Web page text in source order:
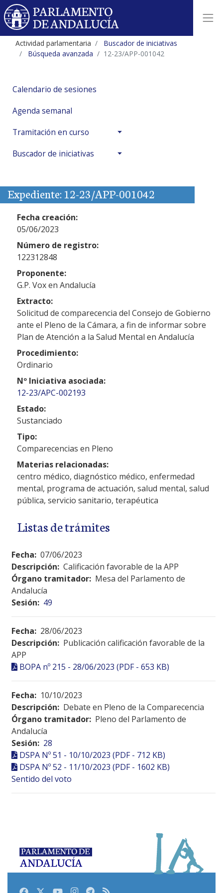
Actividad parlamentaria
Buscador de iniciativas
Búsqueda avanzada
12-23/APP-001042
Calendario de sesiones
Agenda semanal
Tramitación en curso
Buscador de iniciativas
Expediente: 12-23/APP-001042
Fecha creación:
05/06/2023
Número de registro:
122312848
Proponente:
G.P. Vox en Andalucía
Extracto:
Solicitud de comparecencia del Consejo de Gobierno
ante el Pleno de la Cámara, a fin de informar sobre
Plan de Atención a la Salud Mental en Andalucía
Procedimiento:
Ordinario
Nº Iniciativa asociada:
12-23/APC-002193
Estado:
Sustanciado
Tipo:
Comparecencias en Pleno
Materias relacionadas:
centro médico, diagnóstico médico, enfermedad
mental, programa de actuación, salud mental, salud
pública, servicio sanitario, terapéutica
Listas de trámites
Fecha: 07/06/2023
Descripción: Calificación favorable de la APP
Órgano tramitador: Mesa del Parlamento de
Andalucía
Sesión: 49
Fecha: 28/06/2023
Descripción: Publicación calificación favorable de la
APP
BOPA nº 215 - 28/06/2023 (PDF - 653 KB)
Fecha: 10/10/2023
Descripción: Debate en Pleno de la Comparecencia
Órgano tramitador: Pleno del Parlamento de
Andalucía
Sesión: 28
DSPA Nº 51 - 10/10/2023 (PDF - 712 KB)
DSPA Nº 52 - 11/10/2023 (PDF - 1602 KB)
Sentido del voto
FacebookTwitterYoutubeInstagram
Telegram
RSS